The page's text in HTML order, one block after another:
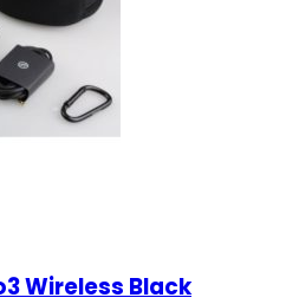
Wireless Black